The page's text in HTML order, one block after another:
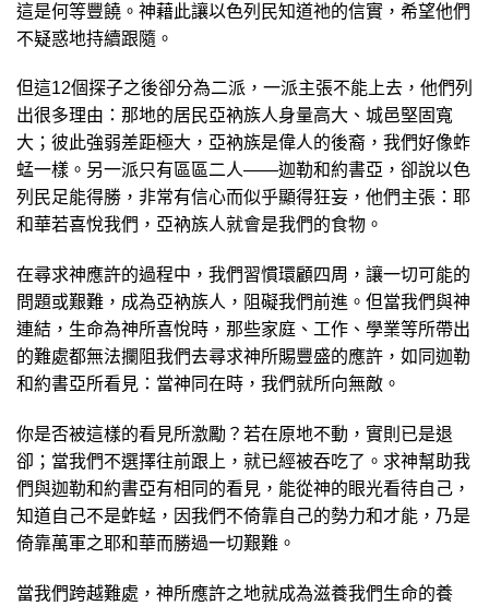
這是何等豐饒。神藉此讓以色列民知道祂的信實，希望他們
不疑惑地持續跟隨。
但這12個探子之後卻分為二派，一派主張不能上去，他們列
出很多理由：那地的居民亞衲族人身量高大、城邑堅固寬
大；彼此強弱差距極大，亞衲族是偉人的後裔，我們好像蚱
蜢一樣。另一派只有區區二人——迦勒和約書亞，卻說以色
列民足能得勝，非常有信心而似乎顯得狂妄，他們主張：耶
和華若喜悅我們，亞衲族人就會是我們的食物。
在尋求神應許的過程中，我們習慣環顧四周，讓一切可能的
問題或艱難，成為亞衲族人，阻礙我們前進。但當我們與神
連結，生命為神所喜悅時，那些家庭、工作、學業等所帶出
的難處都無法攔阻我們去尋求神所賜豐盛的應許，如 同迦勒
和約書亞所看見：當神同在時，我們就所向無敵。
你是否被這樣的看見所激勵？若在原地不動，實則已是退
卻；當我們不選擇往前跟上，就已經被吞吃了。求神幫助我
們與迦勒和約書亞有相同的看見，能從神的眼光看待自己，
知道自己不是蚱蜢，因我們不倚靠自己的勢力和才能，乃是
倚靠萬軍之耶和華而勝過一切艱難。
當我們跨越難處，神所應許之地就成為滋養我們生命的養